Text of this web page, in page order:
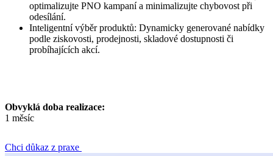
optimalizujte PNO kampaní a minimalizujte chybovost při
odesílání.
Inteligentní výběr produktů: Dynamicky generované nabídky
podle ziskovosti, prodejnosti, skladové dostupnosti či
probíhajících akcí.
Obvyklá doba realizace:
1 měsíc
Chci důkaz z praxe